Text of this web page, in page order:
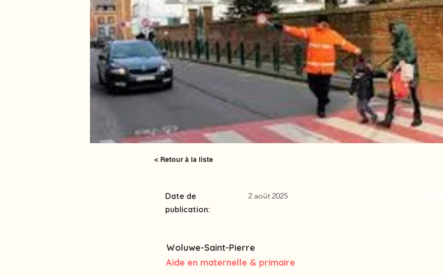
< Retour à la liste
Date de
publication:
2 août 2025
Woluwe-Saint-Pierre
Aide en maternelle & primaire